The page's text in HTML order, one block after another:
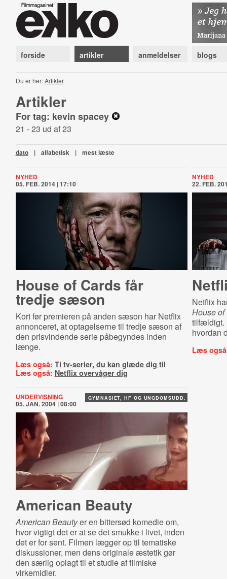
forside artikler anmeldelser blogs
Du er her:Artikler
Artikler
For tag: kevin spacey
21 - 23 ud af 23
dato | alfabetisk | mest læste
NYHED
05. FEB. 2014 | 17:10
House of Cards får
tredje sæson
Kort før premieren på anden sæson har Netflix
annonceret, at optagelserne til tredje sæson af
den prisvindende serie påbegyndes inden
længe.
Læs også: Ti tv-serier, du kan glæde dig til
Læs også: Netflix overvåger dig
NYHED
22. FEB.
Netflix
House of
tilfældigt.
hvordan
Læs
GYMNASIET, HF OG UNGDOMSUDD.
UNDERVISNING
05. JAN. 2004 | 08:00
American Beauty
American Beautyer en bittersød komedie om,
hvor vigtigt det er at se det smukke i livet, inden
det er for sent. Filmen lægger op til tematiske
diskussioner, men dens originale æstetik gør
den særlig oplagt til et studie af filmiske
virkemidler.